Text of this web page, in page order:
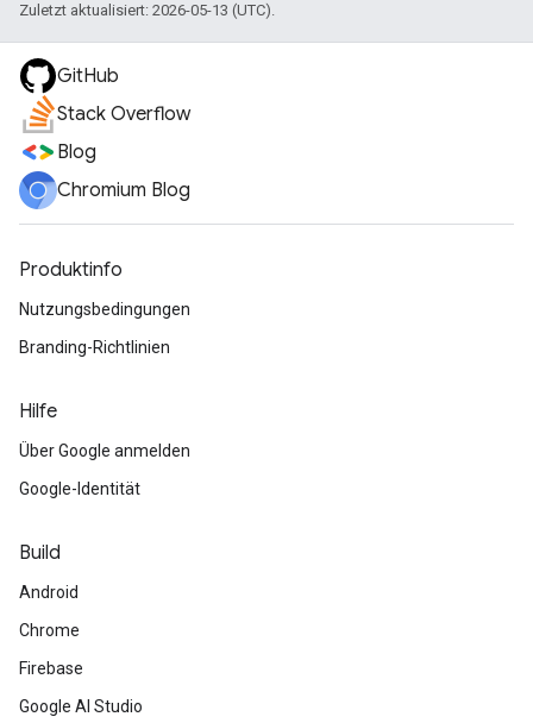
Zuletzt aktualisiert: 2026-05-13 (UTC).
GitHub
Stack Overflow
Blog
Chromium Blog
Produktinfo
Nutzungsbedingungen
Branding-Richtlinien
Hilfe
Über Google anmelden
Google-Identität
Build
Android
Chrome
Firebase
Google AI Studio